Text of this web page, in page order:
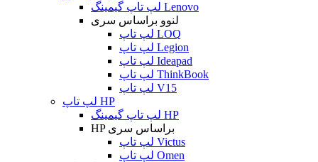
لپ تاپ گیمینگ Lenovo
لنوو براساس سری
لپ تاپ LOQ
لپ تاپ Legion
لپ تاپ Ideapad
لپ تاپ ThinkBook
لپ تاپ V15
لپ تاپ HP
لپ تاپ گیمینگ HP
HP براساس سری
لپ تاپ Victus
لپ تاپ Omen